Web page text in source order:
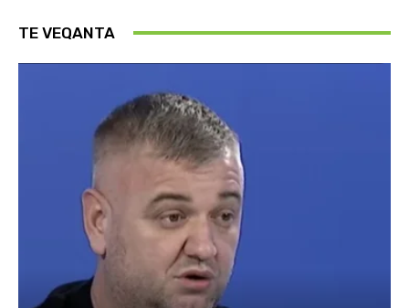
TE VEQANTA